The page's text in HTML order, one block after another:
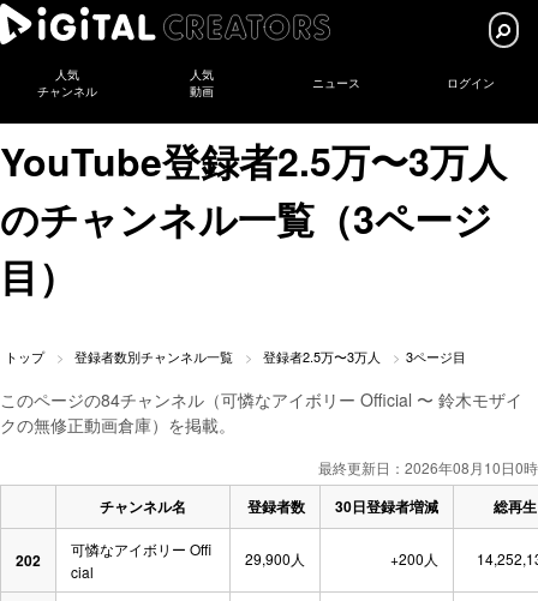
人気
チャンネル
人気
動画
ニュース ログイン
YouTube登録者2.5万〜3万人
のチャンネル一覧（3ページ
目）
トップ 登録者数別チャンネル一覧 登録者2.5万〜3万人 3ページ目
このページの84チャンネル（可憐なアイボリー Official 〜 鈴木モザイ
クの無修正動画倉庫）を掲載。
最終更新日：2026年08月10日0時
チャンネル名 登録者数 30日登録者増減 総再
202
可憐なアイボリー Offi
cial
29,900人 +200人